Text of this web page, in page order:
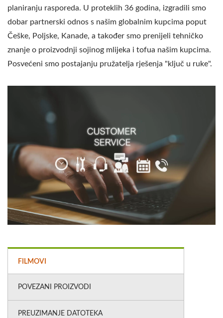
planiranju rasporeda. U proteklih 36 godina, izgradili smo
dobar partnerski odnos s našim globalnim kupcima poput
Češke, Poljske, Kanade, a također smo prenijeli tehničko
znanje o proizvodnji sojinog mlijeka i tofua našim kupcima.
Posvećeni smo postajanju pružatelja rješenja "ključ u ruke".
FILMOVI
POVEZANI PROIZVODI
PREUZIMANJE DATOTEKA